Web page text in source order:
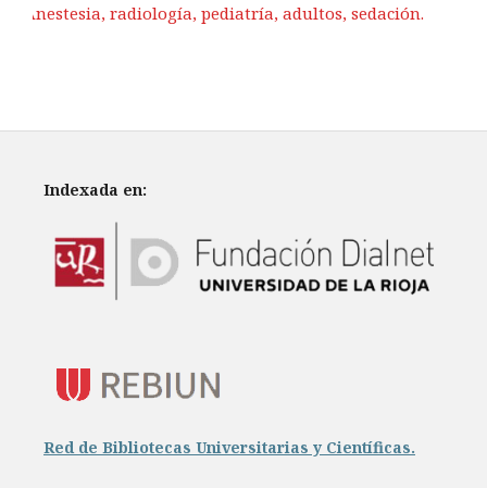
Anestesia, radiología, pediatría, adultos, sedación.
Indexada en:
Red de Bibliotecas Universitarias y Científicas.